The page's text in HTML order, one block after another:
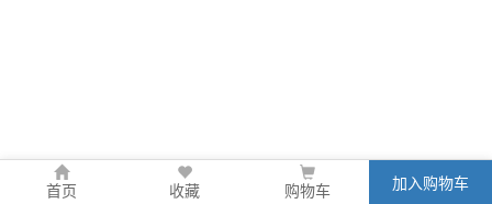
首页 收藏 购物车 加入购物车